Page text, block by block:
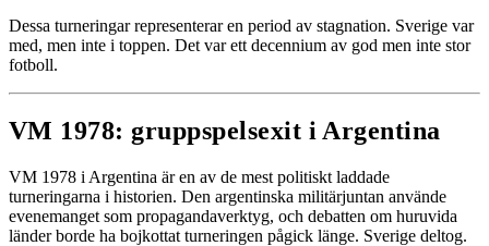
Dessa turneringar representerar en period av stagnation. Sverige var
med, men inte i toppen. Det var ett decennium av god men inte stor
fotboll.
VM 1978: gruppspelsexit i Argentina
VM 1978 i Argentina är en av de mest politiskt laddade
turneringarna i historien. Den argentinska militärjuntan använde
evenemanget som propagandaverktyg, och debatten om huruvida
länder borde ha bojkottat turneringen pågick länge. Sverige deltog.